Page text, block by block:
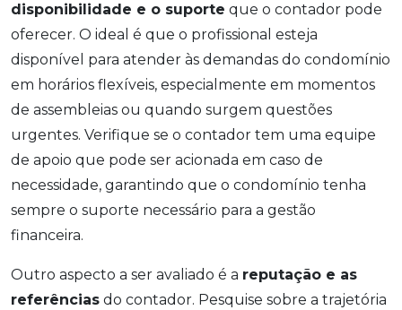
disponibilidade e o suporte que o contador pode
oferecer. O ideal é que o profissional esteja
disponível para atender às demandas do condomínio
em horários flexíveis, especialmente em momentos
de assembleias ou quando surgem questões
urgentes. Verifique se o contador tem uma equipe
de apoio que pode ser acionada em caso de
necessidade, garantindo que o condomínio tenha
sempre o suporte necessário para a gestão
financeira.
Outro aspecto a ser avaliado é a reputação e as
referências do contador. Pesquise sobre a trajetória